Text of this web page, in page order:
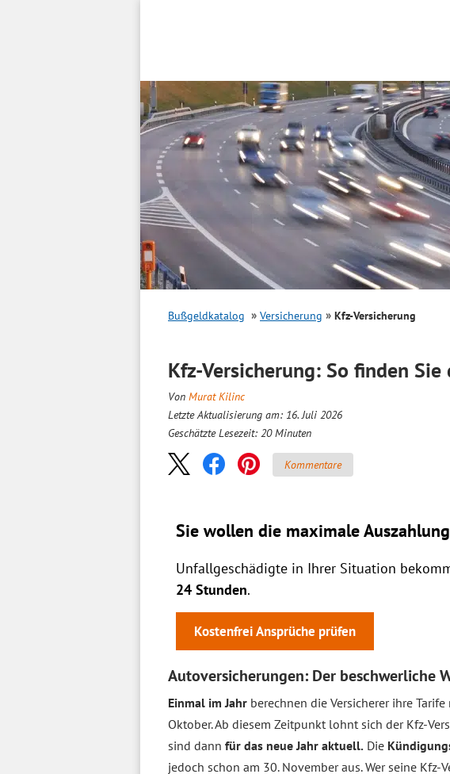
Bußgeldkatalog Versicherung Kfz-Versicherung
Kfz-Versicherung: So finden
Von Murat Kilinc
Letzte Aktualisierung am: 16. Juli 2026
Geschätzte Lesezeit: 20 Minuten
Kommentare
Sie wollen die maximale
Unfallgeschädigte in Ihrer Situation
24 Stunden.
Kostenfrei Ansprüche prüfen
Autoversicherungen: Der beschwerliche
Einmal im Jahr berechnen die Versicherer ihre
Oktober. Ab diesem Zeitpunkt lohnt sich der Kfz-
sind dann für das neue Jahr aktuell. Die
jedoch schon am 30. November aus. Wer seine